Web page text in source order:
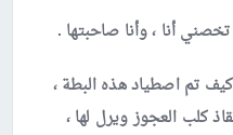
أنا ، وأنا صاحبتها .
تم اصطياد هذه البطة ،
كلب العجوز ويرل لها ،